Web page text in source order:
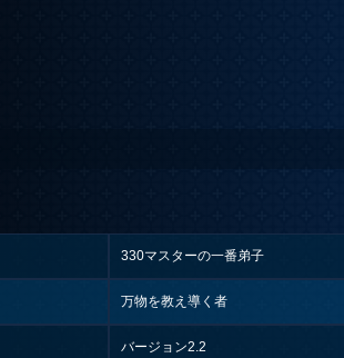
330マスターの一番弟子
万物を教え導く者
バージョン2.2